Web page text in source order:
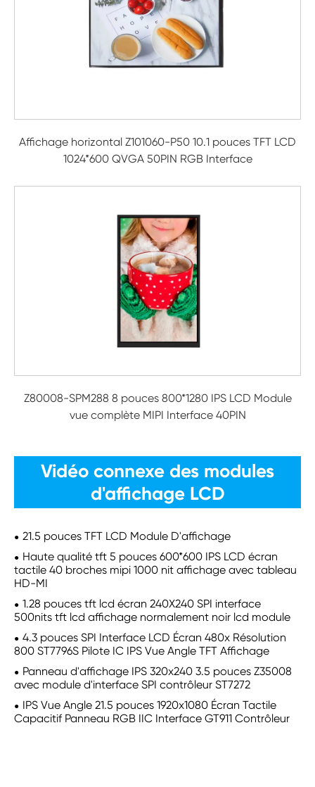
Affichage horizontal Z101060-P50 10.1 pouces TFT LCD
1024*600 QVGA 50PIN RGB Interface
Z80008-SPM288 8 pouces 800*1280 IPS LCD Module
vue complète MIPI Interface 40PIN
Vidéo connexe des modules
d'affichage LCD
21.5 pouces TFT LCD Module D'affichage
Haute qualité tft 5 pouces 600*600 IPS LCD écran
tactile 40 broches mipi 1000 nit affichage avec tableau
HD-MI
1.28 pouces tft lcd écran 240X240 SPI interface
500nits tft lcd affichage normalement noir lcd module
4.3 pouces SPI Interface LCD Écran 480x Résolution
800 ST7796S Pilote IC IPS Vue Angle TFT Affichage
Panneau d'affichage IPS 320x240 3.5 pouces Z35008
avec module d'interface SPI contrôleur ST7272
IPS Vue Angle 21.5 pouces 1920x1080 Écran Tactile
Capacitif Panneau RGB IIC Interface GT911 Contrôleur